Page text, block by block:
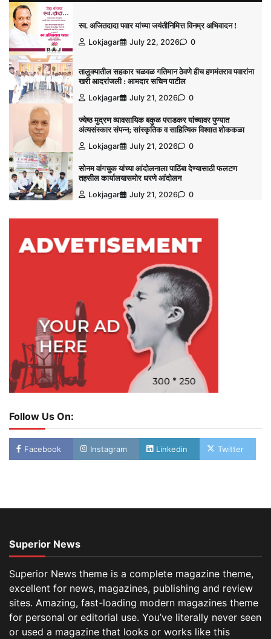
स्व. अजितदादा पवार यांच्या जयंतीनिमित्त विनम्र अभिवादन !
Lokjagar
July 22, 2026 0
तालुक्यातील सहकार चळवळ गतिमान ठेवणे हीच हणमंतराव पवारांना
खरी आदरांजली : आमदार सचिन पाटील
Lokjagar
July 21, 2026 0
ज्येष्ठ मुद्रण व्यावसायिक बकुळ पराडकर यांच्यावर पुण्यात
अंत्यसंस्कार संपन्न; सांस्कृतिक व साहित्यिक विश्‍वात शोककळा
Lokjagar
July 21, 2026 0
सोनम वांगचुक यांच्या आंदोलनाला पाठिंबा देण्यासाठी फलटण
तहसील कार्यालयासमोर धरणे आंदोलन
Lokjagar
July 21, 2026 0
Follow Us On:
Facebook Instagram Linkedin Twitter
Superior News
Superior News theme is a complete magazine theme,
excellent for news, magazines, publishing and review
sites. Amazing, fast-loading modern magazines theme
for personal or editorial use. You’ve literally never seen
or used a magazine that looks or works like this